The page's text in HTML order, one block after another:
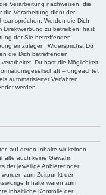
Verarbeitung nachweisen, die
die Verarbeitung dient der
Werden die Dich
zu betreiben, hast
der Sie betreffenden
einzulegen. Widersprichst Du
die Dich betreffenden
Du hast die Möglichkeit,
– ungeachtet
automatisierter Verfahren
werden.
auf deren Inhalte wir keinen
auch keine Gewähr
der jeweilige Anbieter oder
zum Zeitpunkt der
Inhalte waren zum
inhaltliche Kontrolle der